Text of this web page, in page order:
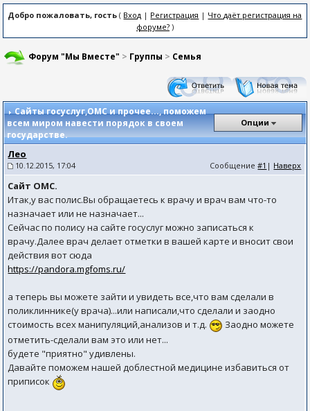
Добро пожаловать, гость ( Вход | Регистрация | Что даёт регистрация на
форуме?)
Форум "Мы Вместе" > Группы > Семья
Сайты госуслуг,ОМС и прочее..., поможем
всем миром навести порядок в своем
государстве.
Опции
Лео
10.12.2015, 17:04 Сообщение#1 | Наверх
Сайт ОМС.
Итак,у вас полис.Вы обращаетесь к врачу и врач вам что-то
назначает или не назначает...
Сейчас по полису на сайте госуслуг можно записаться к
врачу.Далее врач делает отметки в вашей карте и вносит свои
действия вот сюда
https://pandora.mgfoms.ru/
а теперь вы можете зайти и увидеть все,что вам сделали в
поликлиннике(у врача)...или написали,что сделали и заодно
стоимость всех манипуляций,анализов и т.д.
Заодно можете
отметить-сделали вам это или нет...
будете "приятно" удивлены.
Давайте поможем нашей доблестной медицине избавиться от
приписок